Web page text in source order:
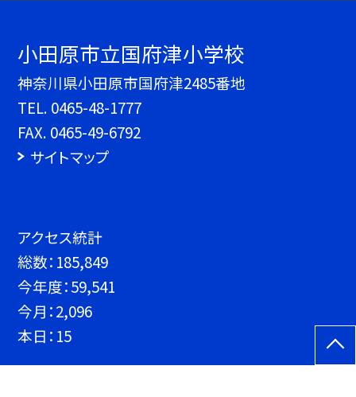
小田原市立国府津小学校
神奈川県小田原市国府津2485番地
TEL. 0465-48-1777
FAX. 0465-49-6792
サイトマップ
アクセス統計
総数： 185,849
今年度：59,541
今月：2,096
本日： 15